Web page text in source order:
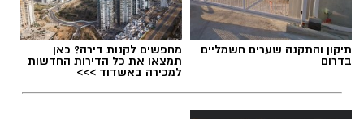
תיקון והתקנה שערים חשמליים
בדרום
מחפשים לקנות דירה? כאן
תמצאו את כל הדירות החדשות
למכירה באשדוד >>>